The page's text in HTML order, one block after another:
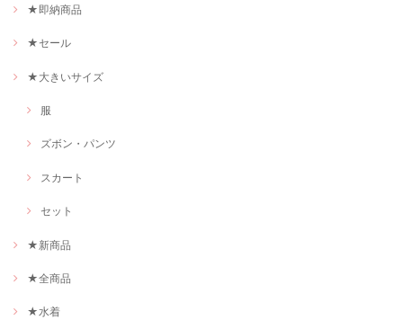
★即納商品
★セール
★大きいサイズ
服
ズボン・パンツ
スカート
セット
★新商品
★全商品
★水着